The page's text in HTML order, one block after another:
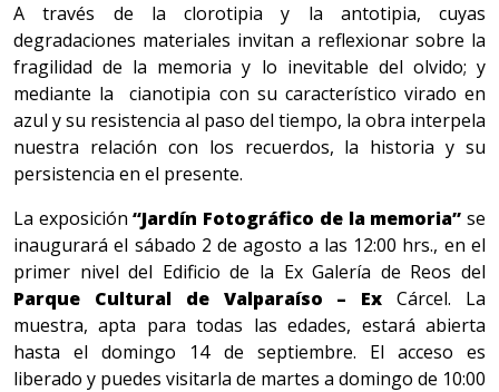
A través de la
clorotipia y la antotipia, cuyas
degradaciones materiales invitan a reflexionar sobre la
fragilidad de la memoria y lo inevitable del olvido; y
mediante la cianotipia con su característico virado en
azul y su resistencia al paso del tiempo, la obra interpela
nuestra relación con los recuerdos, la historia y su
persistencia en el presente.
La exposición“Jardín Fotográfico de la memoria” se
inaugurará el sábado 2 de agosto a las 12:00 hrs., en el
primer nivel del Edificio de la Ex Galería de Reos del
Parque Cultural de Valparaíso – Ex Cárcel. La
muestra, apta para todas las edades, estará abierta
hasta el domingo 14 de septiembre. El acceso es
liberado y puedes visitarla de martes a domingo de 10:00